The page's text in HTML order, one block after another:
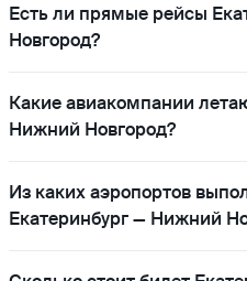
Есть ли прямые рейсы
Новгород?
Какие авиакомпании
Нижний Новгород?
Из каких аэропортов
Екатеринбург — Нижний